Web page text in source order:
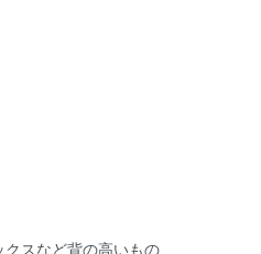
クスなど背の高いもの